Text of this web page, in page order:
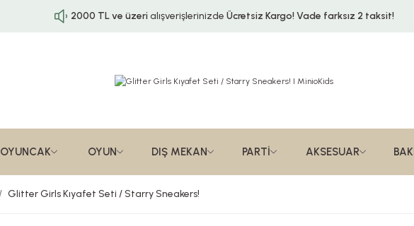
2000 TL ve üzerialışverişlerinizde Ücretsiz Kargo!Vade farksız 2 taksit!
OYUNCAK OYUN DIŞ MEKAN PARTİ AKSESUAR
Glitter Girls Kıyafet Seti / Starry Sneakers!